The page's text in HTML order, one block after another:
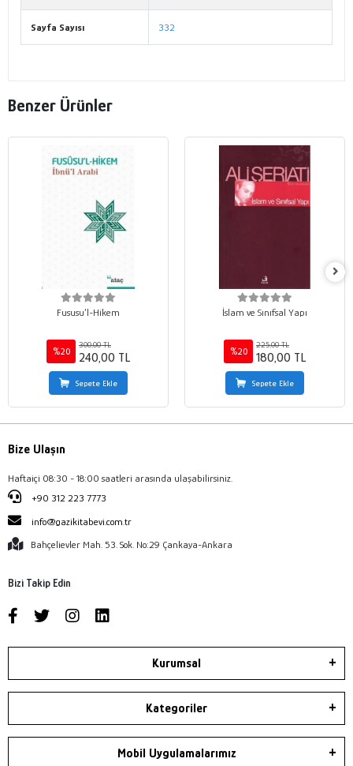
Sayfa Sayısı 332
Benzer Ürünler
Fususu’l-Hikem
%20
300,00 TL
240,00 TL
Sepete Ekle
İslam ve Sınıfsal Yapı
%20
225,00 TL
180,00 TL
Sepete Ekle
Bize Ulaşın
Haftaiçi 08:30 - 18:00 saatleri arasında ulaşabilirsiniz.
+90 312 223 7773
info@gazikitabevi.com.tr
Bahçelievler Mah. 53. Sok. No:29 Çankaya-Ankara
Bizi Takip Edin
Kurumsal
Kategoriler
Mobil Uygulamalarımız